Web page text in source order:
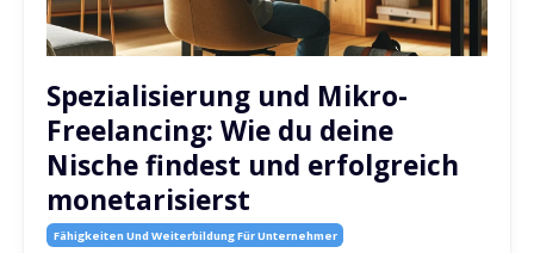
Spezialisierung und Mikro-
Freelancing: Wie du deine
Nische findest und erfolgreich
monetarisierst